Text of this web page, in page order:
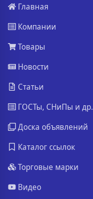
Главная
Компании
Товары
Новости
Статьи
ГОСТы, СНиПы и др.
Доска объявлений
Каталог ссылок
Торговые марки
Видео